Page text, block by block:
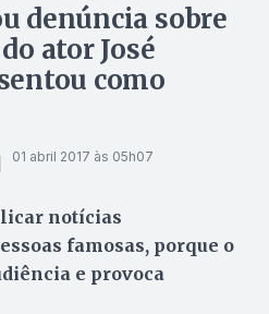
denúncia sobre
ator José
como
01 abril 2017 às 05h07
notícias
famosas, porque o
e provoca